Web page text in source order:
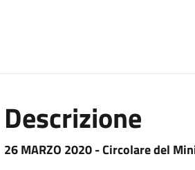
Descrizione
26 MARZO 2020 - Circolare del